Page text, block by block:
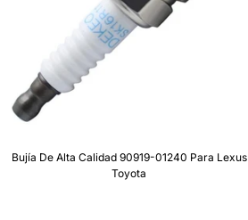
Bujía De Alta Calidad 90919-01240 Para Lexus
Toyota